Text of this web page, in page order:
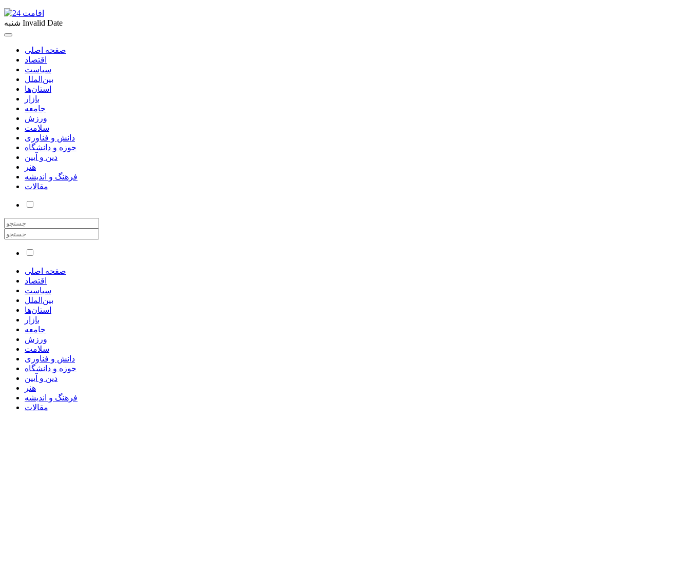
شنبه Invalid Date
صفحه اصلی
اقتصاد
سیاست
بین‌الملل
استان‌ها
بازار
جامعه
ورزش
سلامت
دانش و فناوری
حوزه و دانشگاه
دین و آیین
هنر
فرهنگ و اندیشه
مقالات
صفحه اصلی
اقتصاد
سیاست
بین‌الملل
استان‌ها
بازار
جامعه
ورزش
سلامت
دانش و فناوری
حوزه و دانشگاه
دین و آیین
هنر
فرهنگ و اندیشه
مقالات